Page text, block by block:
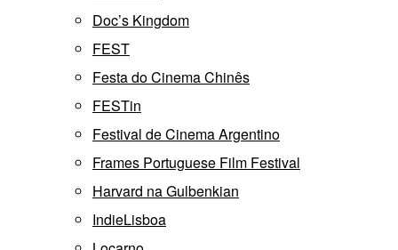
Doc’s Kingdom
FEST
Festa do Cinema Chinês
FESTin
Festival de Cinema Argentino
Frames Portuguese Film Festival
Harvard na Gulbenkian
IndieLisboa